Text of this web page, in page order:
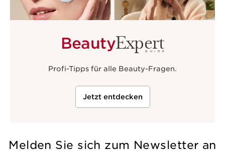
BeautyExpert
GUIDE
Profi-Tipps für alle Beauty-Fragen.
Jetzt entdecken
Melden Sie sich zum Newsletter an